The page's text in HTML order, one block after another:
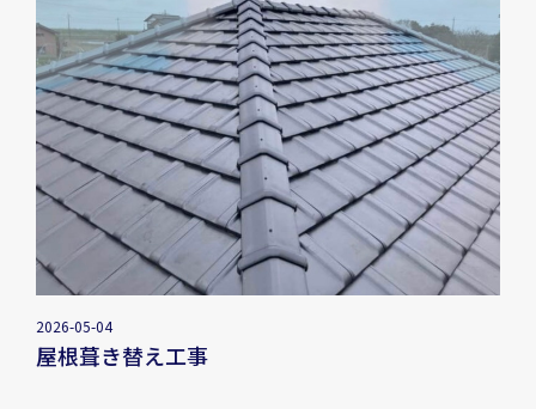
2026-05-04
屋根葺き替え工事